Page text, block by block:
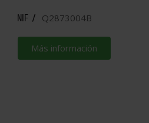
NIF / Q2873004B
Más información